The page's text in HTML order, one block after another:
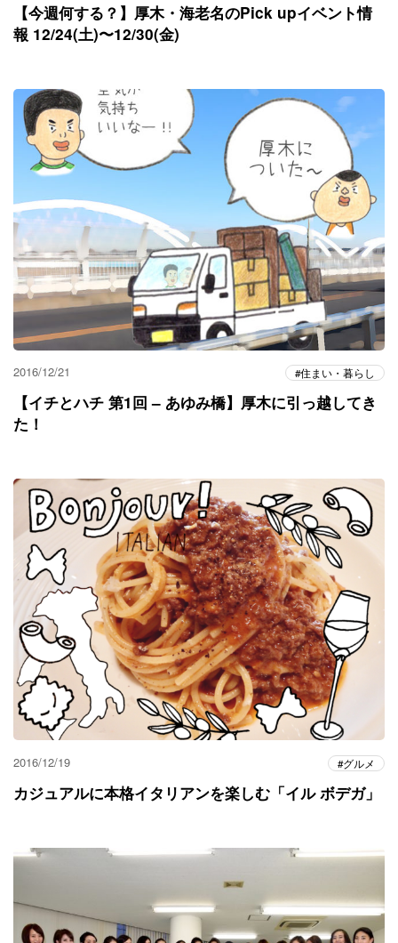
【今週何する？】厚木・海老名のPick upイベント情
報 12/24(土)〜12/30(金)
2016/12/21 住まい・暮らし
【イチとハチ 第1回 – あゆみ橋】厚木に引っ越してき
た！
2016/12/19 グルメ
カジュアルに本格イタリアンを楽しむ「イル ボデガ」